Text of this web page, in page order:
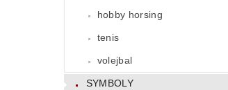
hobby horsing
tenis
volejbal
SYMBOLY